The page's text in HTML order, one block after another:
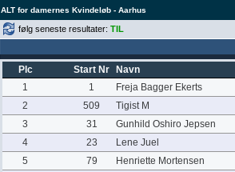
ALT for damernes Kvindeløb - Aarhus
følg seneste resultater: TIL
Plc Start Nr
Navn
1
1
Freja Bagger Ekerts
2
509
Tigist M
3
31
Gunhild Oshiro Jepsen
4
23
Lene Juel
5
79
Henriette Mortensen